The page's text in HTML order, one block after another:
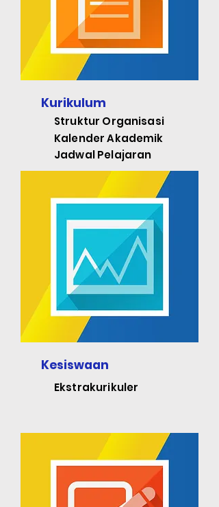
Kurikulum
Kesiswaan
Struktur Organisasi
Kalender Akademik
Ekstrakurikuler
Jadwal Pelajaran